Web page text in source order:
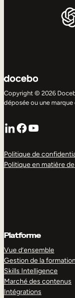
Copyright © 2026
déposée ou une
LinkedIn
Facebook
YouTube
Politique de
Politique en matière
Platforme
Vue d’ensemble
Gestion de la formation
Skills Intelligence
Marché des contenus
Intégrations